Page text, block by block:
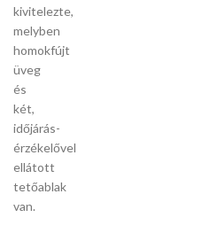
kivitelezte,
melyben
homokfújt
üveg
és
két,
időjárás-
érzékelővel
ellátott
tetőablak
van.